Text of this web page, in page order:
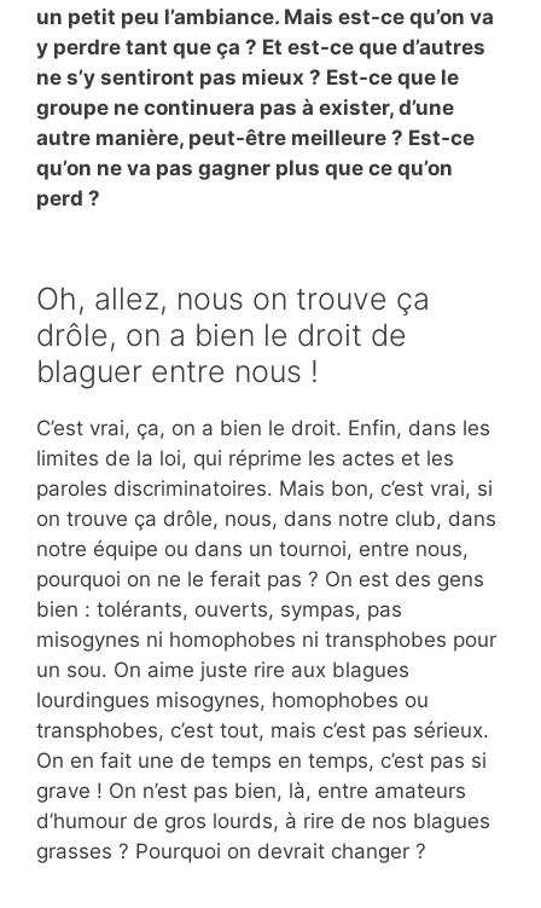
un petit peu l’ambiance. Mais est-ce qu’on va
y perdre tant que ça ? Et est-ce que d’autres
ne s’y sentiront pas mieux ? Est-ce que le
groupe ne continuera pas à exister, d’une
autre manière, peut-être meilleure ? Est-ce
qu’on ne va pas gagner plus que ce qu’on
perd ?
Oh, allez, nous on trouve ça
drôle, on a bien le droit de
blaguer entre nous !
C’est vrai, ça, on a bien le droit. Enfin, dans les
limites de la loi, qui réprime les actes et les
paroles discriminatoires. Mais bon, c’est vrai, si
on trouve ça drôle, nous, dans notre club, dans
notre équipe ou dans un tournoi, entre nous,
pourquoi on ne le ferait pas ? On est des gens
bien : tolérants, ouverts, sympas, pas
misogynes ni homophobes ni transphobes pour
un sou. On aime juste rire aux blagues
lourdingues misogynes, homophobes ou
transphobes, c’est tout, mais c’est pas sérieux.
On en fait une de temps en temps, c’est pas si
grave ! On n’est pas bien, là, entre amateurs
d’humour de gros lourds, à rire de nos blagues
grasses ? Pourquoi on devrait changer ?